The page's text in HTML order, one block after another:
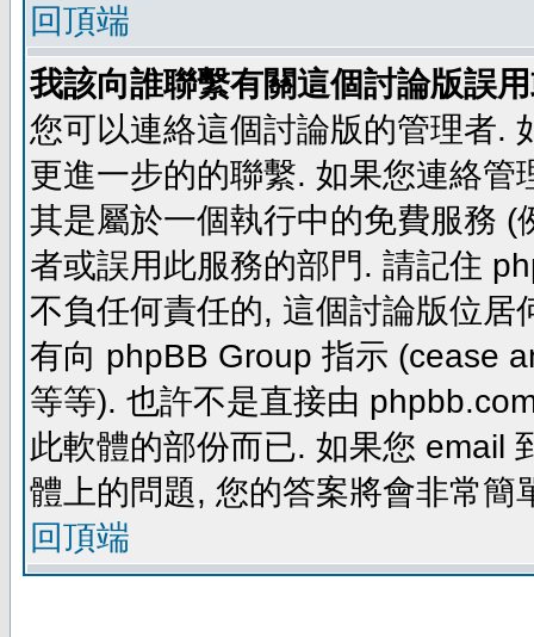
回頂端
我該向誰聯繫有關這個討論版誤
您可以連絡這個討論版的管理者.
更進一步的的聯繫. 如果您連絡
其是屬於一個執行中的免費服務
者或誤用此服務的部門. 請記住
不負任何責任的, 這個討論版位
有向 phpBB Group 指示 (cease
等等). 也許不是直接由
此軟體的部份而已. 如果您 email
體上的問題, 您的答案將會非常簡
回頂端